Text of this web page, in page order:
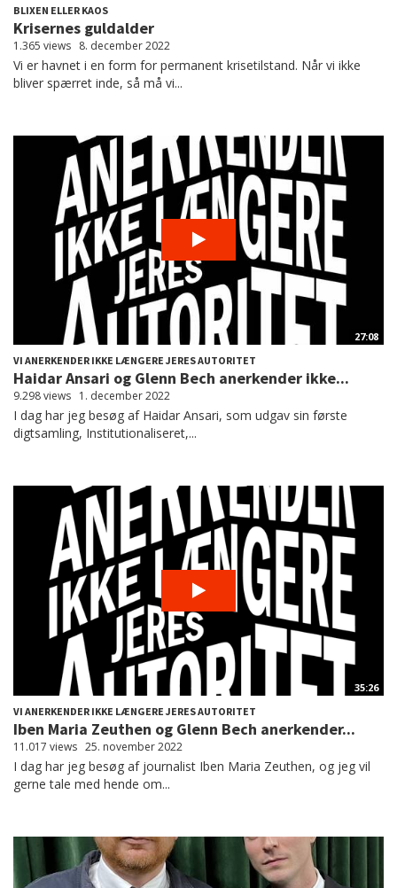
BLIXEN ELLER KAOS
Krisernes guldalder
1.365 views 8. december 2022
Vi er havnet i en form for permanent krisetilstand. Når vi ikke
bliver spærret inde, så må vi...
27:08
VI ANERKENDER IKKE LÆNGERE JERES AUTORITET
Haidar Ansari og Glenn Bech anerkender ikke...
9.298 views 1. december 2022
I dag har jeg besøg af Haidar Ansari, som udgav sin første
digtsamling, Institutionaliseret,...
35:26
VI ANERKENDER IKKE LÆNGERE JERES AUTORITET
Iben Maria Zeuthen og Glenn Bech anerkender...
11.017 views 25. november 2022
I dag har jeg besøg af journalist Iben Maria Zeuthen, og jeg vil
gerne tale med hende om...